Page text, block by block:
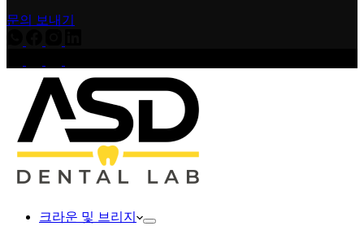
문의 보내기
크라운 및 브리지